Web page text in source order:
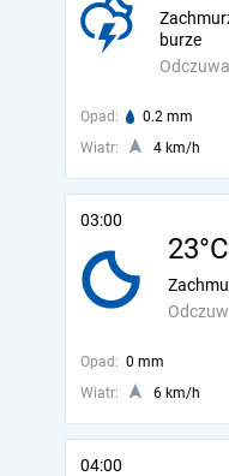
burze
Opad: 0.2 mm
Wiatr:
4 km/h
03:00
23°C
Opad: 0 mm
Wiatr:
6 km/h
04:00